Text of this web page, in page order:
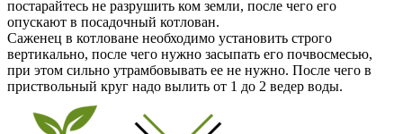
постарайтесь не разрушить ком земли, после чего его
опускают в посадочный котлован.
Саженец в котловане необходимо установить строго
вертикально, после чего нужно засыпать его почвосмесью,
при этом сильно утрамбовывать ее не нужно. После чего в
приствольный круг надо вылить от 1 до 2 ведер воды.